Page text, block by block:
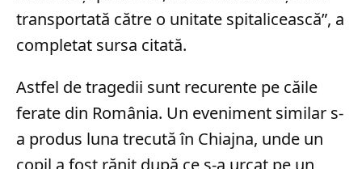
transportată către o unitate spitalicească”, a
completat sursa citată.
Astfel de tragedii sunt recurente pe căile
ferate din România. Un eveniment similar s-
a produs luna trecută în Chiajna, unde un